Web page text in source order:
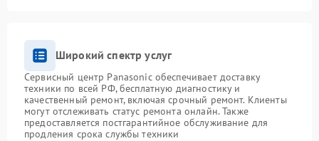
Широкий спектр услуг
Сервисный центр Panasonic обеспечивает доставку
техники по всей РФ, бесплатную диагностику и
качественный ремонт, включая срочный ремонт. Клиенты
могут отслеживать статус ремонта онлайн. Также
предоставляется постгарантийное обслуживание для
продления срока службы техники